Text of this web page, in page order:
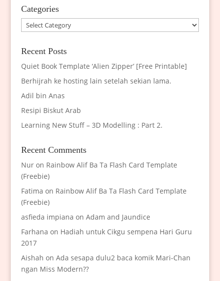
Categories
Categories
Recent Posts
Quiet Book Template ‘Alien Zipper’ [Free Printable]
Berhijrah ke hosting lain setelah sekian lama.
Adil bin Anas
Resipi Biskut Arab
Learning New Stuff – 3D Modelling : Part 2.
Recent Comments
Nuron Rainbow Alif Ba Ta Flash Card Template
(Freebie)
Fatima on Rainbow Alif Ba Ta Flash Card Template
(Freebie)
asfieda impiana on Adam and Jaundice
Farhana on Hadiah untuk Cikgu sempena Hari Guru
2017
Aishah on Ada sesapa dulu2 baca komik Mari-Chan
ngan Miss Modern??